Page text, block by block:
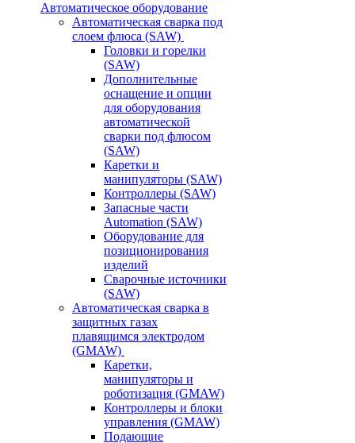
Автоматическое оборудование
Автоматическая сварка под
слоем флюса (SAW)
Головки и горелки
(SAW)
Дополнительные
оснащение и опции
для оборудования
автоматической
сварки под флюсом
(SAW)
Каретки и
манипуляторы (SAW)
Контроллеры (SAW)
Запасные части
Automation (SAW)
Оборудование для
позиционирования
изделий
Сварочные источники
(SAW)
Автоматическая сварка в
защитных газах
плавящимся электродом
(GMAW)
Каретки,
манипуляторы и
роботизация (GMAW)
Контроллеры и блоки
управления (GMAW)
Подающие